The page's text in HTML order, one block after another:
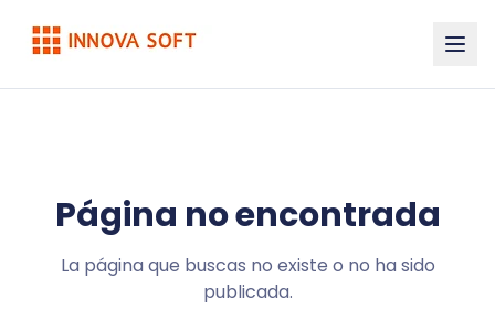
Página no encontrada
La página que buscas no existe o no ha sido
publicada.